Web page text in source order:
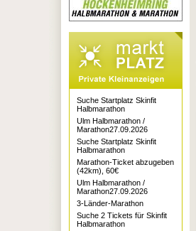
Suche Startplatz Skinfit
Halbmarathon
Ulm Halbmarathon /
Marathon27.09.2026
Suche Startplatz Skinfit
Halbmarathon
Marathon-Ticket abzugeben
(42km), 60€
Ulm Halbmarathon /
Marathon27.09.2026
3-Länder-Marathon
Suche 2 Tickets für Skinfit
Halbmarathon